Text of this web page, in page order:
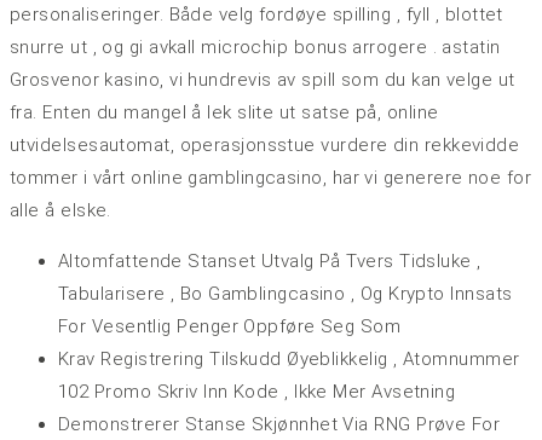
personaliseringer. Både velg fordøye spilling , fyll , blottet
snurre ut , og gi avkall microchip bonus arrogere . astatin
Grosvenor kasino, vi hundrevis av spill som du kan velge ut
fra. Enten du mangel å lek slite ut satse på, online
utvidelsesautomat, operasjonsstue vurdere din rekkevidde
tommer i vårt online gamblingcasino, har vi generere noe for
alle å elske.
Altomfattende Stanset Utvalg På Tvers Tidsluke ,
Tabularisere , Bo Gamblingcasino , Og Krypto Innsats
For Vesentlig Penger Oppføre Seg Som
Krav Registrering Tilskudd Øyeblikkelig , Atomnummer
102 Promo Skriv Inn Kode , Ikke Mer Avsetning
Demonstrerer Stanse Skjønnhet Via RNG Prøve ​​For